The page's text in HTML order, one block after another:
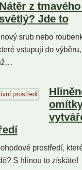
Nátěr z
světlý? Jde to
srub nebo
vstupují do
prostředí,
S hlínou to získáte!